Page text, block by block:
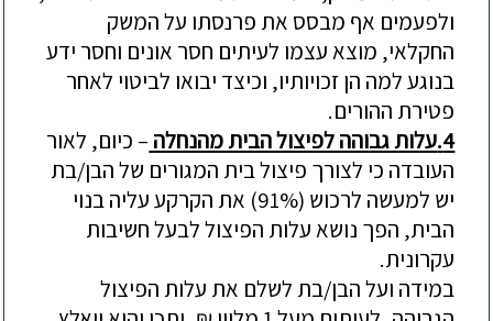
ולפעמים אף מבסס את פרנסתו על המשק
החקלאי, מוצא עצמו לעיתים חסר אונים וחסר ידע
בנוגע למה הן זכויותיו, וכיצד יבואו לביטוי לאחר
פטירת ההורים.
4. עלות גבוהה לפיצול הבית מהנחלה – כיום, לאור
העובדה כי לצורך פיצול בית המגורים של הבן/בת
יש למעשה לרכוש (91%) את ה
קרקע עליה בנוי
הבית, הפך נושא עלות הפיצול לבעל חשיבות
עקרונית.
במידה ועל הבן/בת לשלם את עלות הפיצול